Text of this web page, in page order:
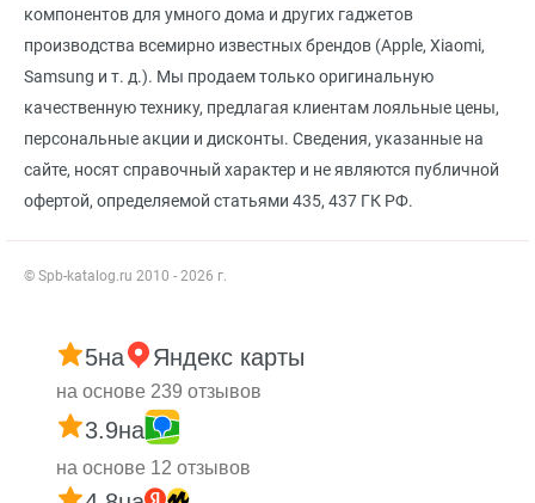
компонентов для умного дома и других гаджетов
производства всемирно известных брендов (Apple, Xiaomi,
Samsung и т. д.). Мы продаем только оригинальную
качественную технику, предлагая клиентам лояльные цены,
персональные акции и дисконты. Сведения, указанные на
сайте, носят справочный характер и не являются публичной
офертой, определяемой статьями 435, 437 ГК РФ.
© Spb-katalog.ru 2010 - 2026 г.
5на Яндекс карты
на основе 239 отзывов
3.9на
на основе 12 отзывов